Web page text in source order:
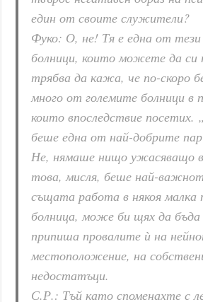
един от своите служители?
Фуко: О, не! Тя е една от тези
болници, които можете да си
трябва да кажа, че по-скоро
много от големите болници в
които впоследствие посетих.
беше една от най-добрите
Не, нямаше нищо ужасяващо
това, мисля, беше най-
същата работа в някоя малка
болница, може би щях да бъда
припиша провалите ѝ на
местоположение, на
недостатъци.
С.Р.: Тъй като споменахте с